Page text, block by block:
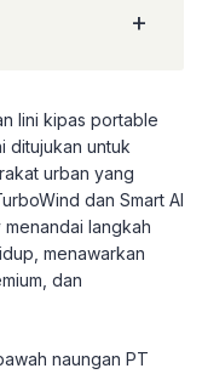
+
lini kipas portable
ditujukan untuk
urban yang
dan Smart AI
langkah
menawarkan
dan
naungan PT